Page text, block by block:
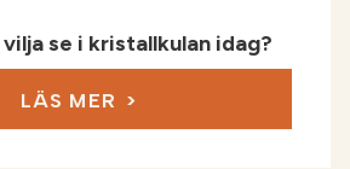
se i kristallkulan idag?
LÄS MER